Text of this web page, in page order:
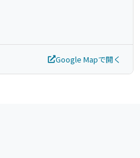
Google Mapで開く